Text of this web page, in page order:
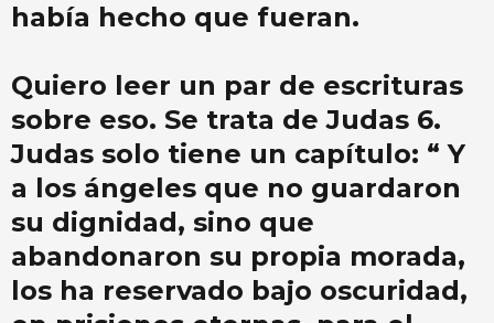
había hecho que fueran.
Quiero leer un par de escrituras
sobre eso. Se trata de Judas 6.
Judas solo tiene un capítulo: “ Y
a los ángeles que no guardaron
su dignidad, sino que
abandonaron su propia morada,
los ha reservado bajo oscuridad,